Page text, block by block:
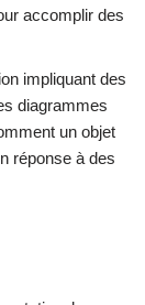
accomplir des
impliquant des
diagrammes
un objet
réponse à des